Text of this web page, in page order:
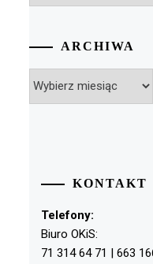
ARCHIWA
KONTAKT
Telefony:
Biuro OKiS:
71 314 64 71 | 663